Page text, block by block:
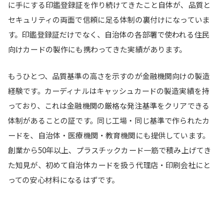
に手にする印鑑登録証を作り続けてきたこと自体が、品質と
セキュリティの両面で信頼に足る体制の裏付けになっていま
す。印鑑登録証だけでなく、自治体の各部署で使われる住民
向けカードの製作にも携わってきた実績があります。
もうひとつ、品質基準の高さを示すのが金融機関向けの製造
経験です。カーディナルはキャッシュカードの製造実績を持
っており、これは金融機関の厳格な発注基準をクリアできる
体制があることの証です。同じ工場・同じ基準で作られたカ
ードを、自治体・医療機関・教育機関にも提供しています。
創業から50年以上、プラスチックカード一筋で積み上げてき
た知見が、初めて自治体カードを扱う代理店・印刷会社にと
っての安心材料になるはずです。